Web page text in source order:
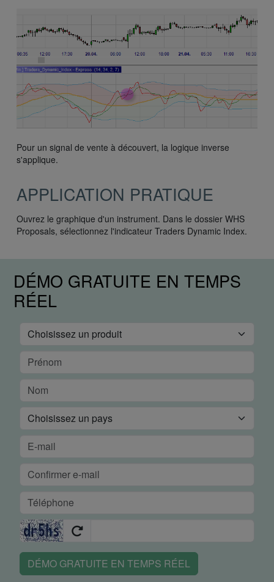
Pour un signal de vente à découvert, la logique inverse
s'applique.
APPLICATION PRATIQUE
Ouvrez le graphique d'un instrument. Dans le dossier WHS
Proposals, sélectionnez l'indicateur Traders Dynamic Index.
DÉMO GRATUITE EN TEMPS
RÉEL
DÉMO GRATUITE EN TEMPS RÉEL